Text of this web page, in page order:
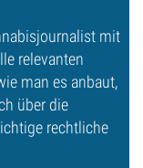
mit
relevanten
man es anbaut,
über die
rechtliche